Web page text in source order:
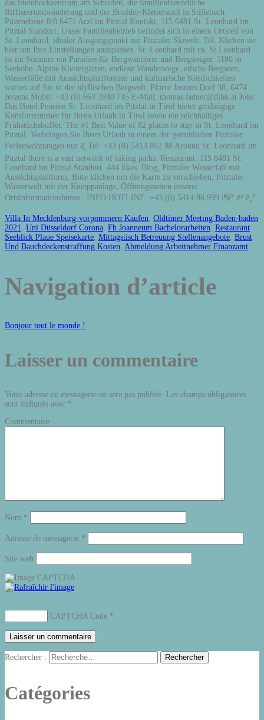
Villa In Mecklenburg-vorpommern Kaufen, Oldtimer Meeting Baden-baden
2021, Uni Düsseldorf Corona, Fh Joanneum Bachelorarbeiten, Restaurant
Seeblick Plaue Speisekarte, Mittagstisch Betreuung Stellenangebote, Brust
Und Bauchdeckenstraffung Kosten, Abmeldung Arbeitnehmer Finanzamt,
Navigation d’article
Bonjour tout le monde !
Laisser un commentaire
Votre adresse de messagerie ne sera pas publiée. Les champs obligatoires
sont indiqués avec *
Commentaire
Nom *
Adresse de messagerie *
Site web
CAPTCHA Code *
Rechercher :
Catégories